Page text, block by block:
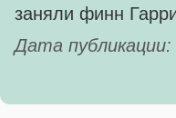
заняли финн
Дата